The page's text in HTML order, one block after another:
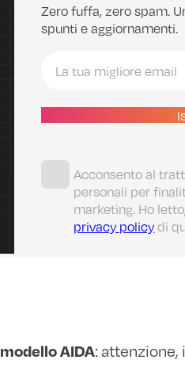
Zero fuffa, zero spam.
spunti e aggiornamenti.
Acconsento al
personali per
marketing. Ho
privacy policydi
modello AIDA: attenzione,